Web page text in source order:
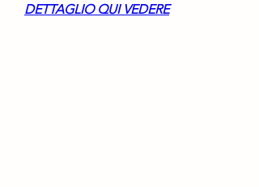
DETTAGLIO QUI VEDERE